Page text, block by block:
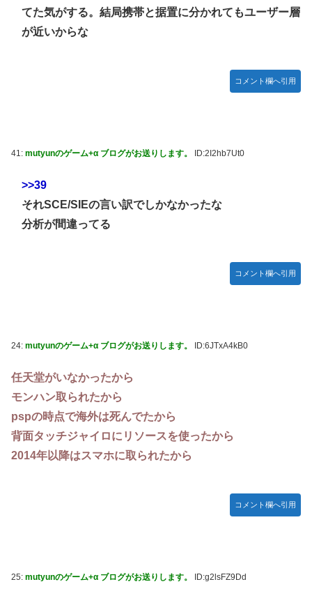
てた気がする。結局携帯と据置に分かれてもユーザー層
が近いからな
コメント欄へ引用
41: mutyunのゲーム+α ブログがお送りします。 ID:2I2hb7Ut0
>>39
それSCE/SIEの言い訳でしかなかったな
分析が間違ってる
コメント欄へ引用
24: mutyunのゲーム+α ブログがお送りします。 ID:6JTxA4kB0
任天堂がいなかったから
モンハン取られたから
pspの時点で海外は死んでたから
背面タッチジャイロにリソースを使ったから
2014年以降はスマホに取られたから
コメント欄へ引用
25: mutyunのゲーム+α ブログがお送りします。 ID:g2lsFZ9Dd